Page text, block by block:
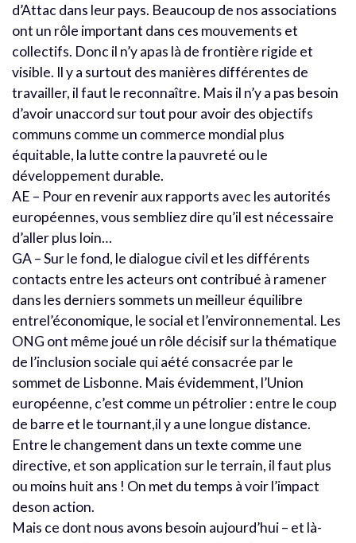
d’Attac dans leur pays. Beaucoup de nos associations
ont un rôle important dans ces mouvements et
collectifs. Donc il n’y apas là de frontière rigide et
visible. Il y a surtout des manières différentes de
travailler, il faut le reconnaître. Mais il n’y a pas besoin
d’avoir unaccord sur tout pour avoir des objectifs
communs comme un commerce mondial plus
équitable, la lutte contre la pauvreté ou le
développement durable.
AE – Pour en revenir aux rapports avec les autorités
européennes, vous sembliez dire qu’il est nécessaire
d’aller plus loin…
GA – Sur le fond, le dialogue civil et les différents
contacts entre les acteurs ont contribué à ramener
dans les derniers sommets un meilleur équilibre
entrel’économique, le social et l’environnemental. Les
ONG ont même joué un rôle décisif sur la thématique
de l’inclusion sociale qui aété consacrée par le
sommet de Lisbonne. Mais évidemment, l’Union
européenne, c’est comme un pétrolier : entre le coup
de barre et le tournant,il y a une longue distance.
Entre le changement dans un texte comme une
directive, et son application sur le terrain, il faut plus
ou moins huit ans ! On met du temps à voir l’impact
deson action.
Mais ce dont nous avons besoin aujourd’hui – et là-